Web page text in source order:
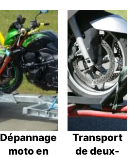
Dépannage
moto en
Transport
de deux-